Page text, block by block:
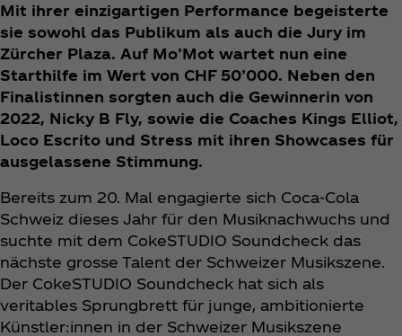
Mit ihrer einzigartigen Performance begeisterte
sie sowohl das Publikum als auch die Jury im
Zürcher Plaza. Auf Mo’Mot wartet nun eine
Starthilfe im Wert von CHF 50’000. Neben den
Finalistinnen sorgten auch die Gewinnerin von
2022, Nicky B Fly, sowie die Coaches Kings Elliot,
Loco Escrito und Stress mit ihren Showcases für
ausgelassene Stimmung.
Bereits zum 20. Mal engagierte sich Coca‑Cola
Schweiz dieses Jahr für den Musiknachwuchs und
suchte mit dem CokeSTUDIO Soundcheck das
nächste grosse Talent der Schweizer Musikszene.
Der CokeSTUDIO Soundcheck hat sich als
veritables Sprungbrett für junge, ambitionierte
Künstler:innen in der Schweizer Musikszene